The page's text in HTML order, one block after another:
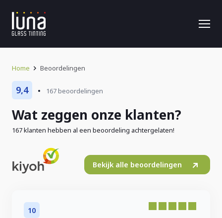
Home Beoordelingen
9,4 167 beoordelingen
Wat zeggen onze klanten?
167 klanten hebben al een beoordeling achtergelaten!
Bekijk alle beoordelingen
10